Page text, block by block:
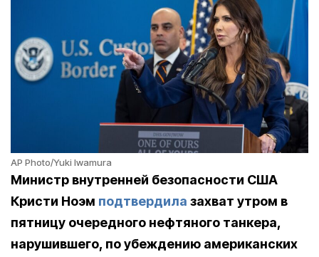
AP Photo/Yuki Iwamura
Министр внутренней безопасности США
Кристи Ноэм подтвердила захват утром в
пятницу очередного нефтяного танкера,
нарушившего, по убеждению американских